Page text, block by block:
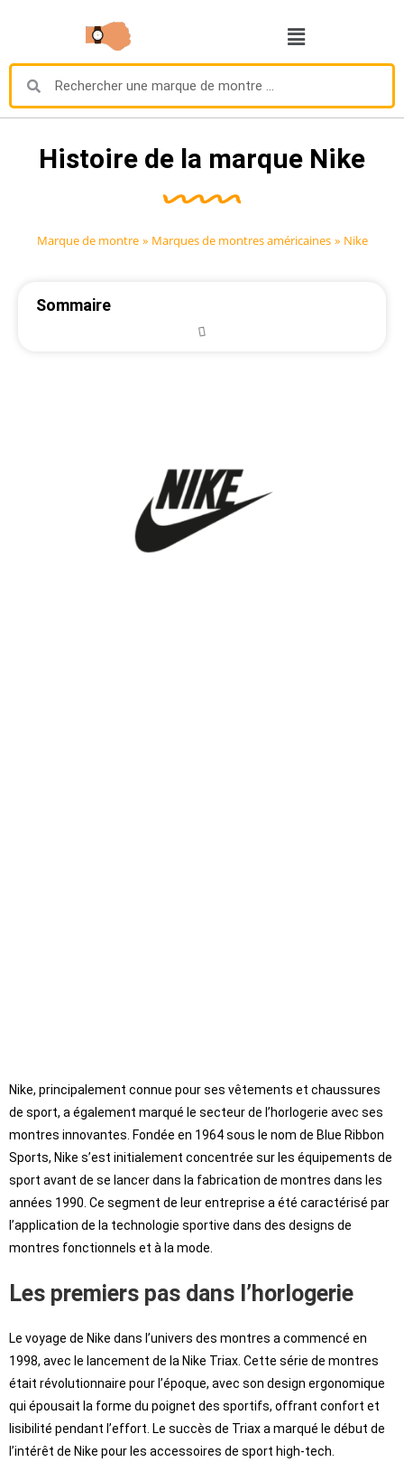
Histoire de la marque Nike
Marque de montre » Marques de montres américaines » Nike
Sommaire
Nike, principalement connue pour ses vêtements et chaussures
de sport, a également marqué le secteur de l’horlogerie avec ses
montres innovantes. Fondée en 1964 sous le nom de Blue Ribbon
Sports, Nike s’est initialement concentrée sur les équipements de
sport avant de se lancer dans la fabrication de montres dans les
années 1990. Ce segment de leur entreprise a été caractérisé par
l’application de la technologie sportive dans des designs de
montres fonctionnels et à la mode.
Les premiers pas dans l’horlogerie
Le voyage de Nike dans l’univers des montres a commencé en
1998, avec le lancement de la Nike Triax. Cette série de montres
était révolutionnaire pour l’époque, avec son design ergonomique
qui épousait la forme du poignet des sportifs, offrant confort et
lisibilité pendant l’effort. Le succès de Triax a marqué le début de
l’intérêt de Nike pour les accessoires de sport high-tech.